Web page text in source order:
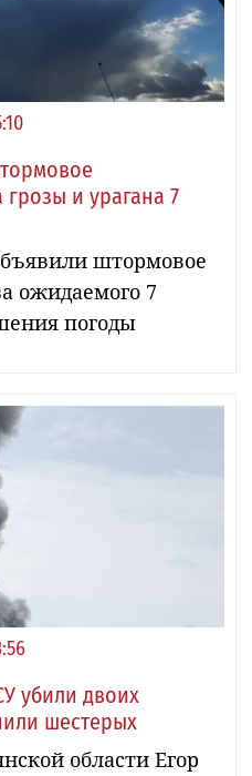
и урагана 7
штормовое
ожидаемого 7
погоды
убили двоих
шестерых
области Егор